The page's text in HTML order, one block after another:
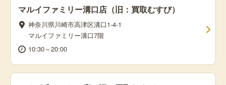
マルイファミリー溝口店（旧：買取むすび）
神奈川県川崎市高津区溝口1-4-1
マルイファミリー溝口7階
10:30～20:00